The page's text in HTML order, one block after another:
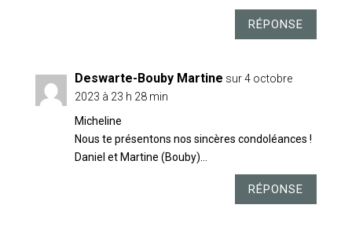
RÉPONSE
Deswarte-Bouby Martine sur 4 octobre
2023 à 23 h 28 min
Micheline
Nous te présentons nos sincères condoléances !
Daniel et Martine (Bouby)…
RÉPONSE